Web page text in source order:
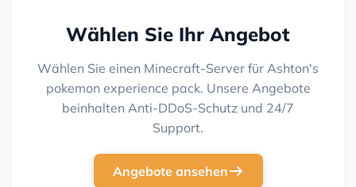
Wählen Sie Ihr Angebot
Wählen Sie einen Minecraft-Server für Ashton's
pokemon experience pack. Unsere Angebote
beinhalten Anti-DDoS-Schutz und 24/7
Support.
Angebote ansehen